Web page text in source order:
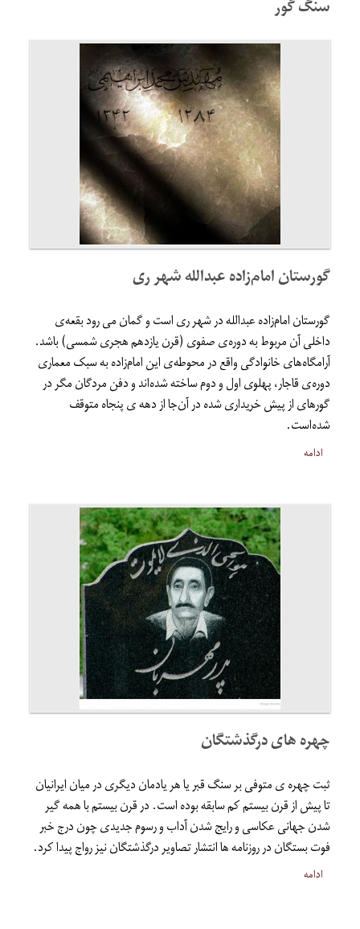
سنگ گور
گورستان امام‌زاده عبدالله شهر ری
گورستان امام‌زاده عبدالله در شهر ری است و گمان می رود بقعه‌ی
داخلی آن مربوط به دوره‌ی صفوی (قرن یازدهم هجری شمسی) باشد.
آرامگاه‌های خانوادگی واقع در محوطه‌ی این امام‌زاده به سبک معماری
دوره‌ی قاجار، پهلوی اول و دوم ساخته شده‌اند و دفن مردگان مگر در
گورهای از پیش خریداری شده در آن‌جا از دهه ی پنجاه متوقف
شده‌است.
ادامه
چهره های درگذشتگان
ثبت چهره ی متوفی بر سنگ قبر یا هر یادمان دیگری در میان ایرانیان
تا پیش از قرن بیستم کم سابقه بوده است. در قرن بیستم با همه گیر
شدن جهانی عکاسی و رایج شدن آداب و رسوم جدیدی چون درج خبر
فوت بستگان در روزنامه ها انتشار تصاویر درگذشتگان نیز رواج پیدا کرد.
ادامه